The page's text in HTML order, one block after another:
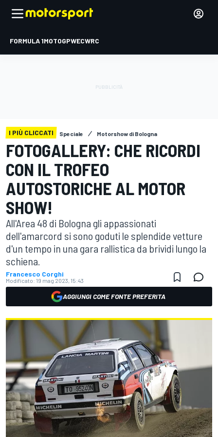
FORMULA 1MOTOGPWECWRC
I PIÙ CLICCATI Speciale Motorshow di Bologna
FOTOGALLERY: CHE RICORDI
CON IL TROFEO
AUTOSTORICHE AL MOTOR
SHOW!
All'Area 48 di Bologna gli appassionati
dell'amarcord si sono goduti le splendide vetture
d'un tempo in una gara rallistica da brividi lungo la
schiena.
Francesco Corghi
Modificato: 19 mag 2023, 15:43
AGGIUNGI COME FONTE PREFERITA